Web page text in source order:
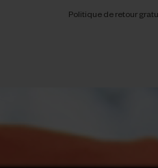
Politique de retour